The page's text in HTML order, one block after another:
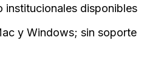
institucionales disponibles
y Windows; sin soporte